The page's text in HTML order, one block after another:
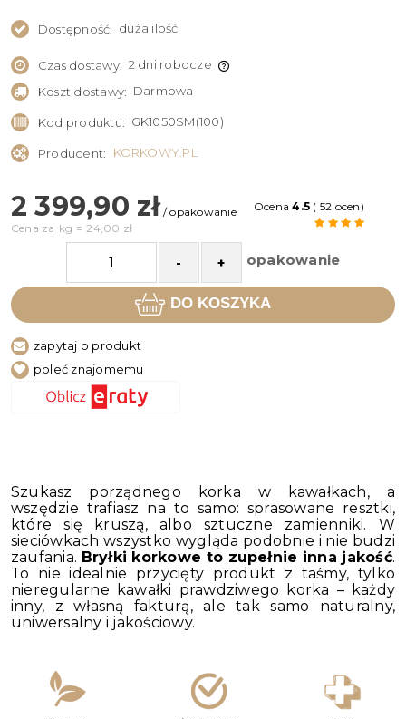
Dostępność: duża ilość
Czas dostawy: 2 dni robocze
Koszt dostawy: Darmowa
Kod produktu: GK1050SM(100)
Producent: KORKOWY.PL
2 399,90 zł / opakowanie
Cena za kg = 24,00 zł
Ocena4.5 ( 52 ocen)
- + opakowanie
DO KOSZYKA
zapytaj o produkt
poleć znajomemu
Szukasz porządnego korka w kawałkach, a
wszędzie trafiasz na to samo: sprasowane resztki,
które się kruszą, albo sztuczne zamienniki. W
sieciówkach wszystko wygląda podobnie i nie budzi
zaufania. Bryłki korkowe to zupełnie inna jakość.
To nie idealnie przycięty produkt z taśmy, tylko
nieregularne kawałki prawdziwego korka – każdy
inny, z własną fakturą, ale tak samo naturalny,
uniwersalny i jakościowy.